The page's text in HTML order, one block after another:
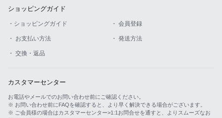
ショッピングガイド
・ショッピングガイド ・ 会員登録
・ お支払い方法 ・ 発送方法
・ 交換・返品
カスタマーセンター
お電話やメールでのお問い合わせ前にご確認ください。
※ お問い合わせ前にFAQを確認すると、より早く解決できる場合がございます。
※ ご会員様の場合はカスタマーセンター>1:1お問合せを通すと、よりスムーズなお